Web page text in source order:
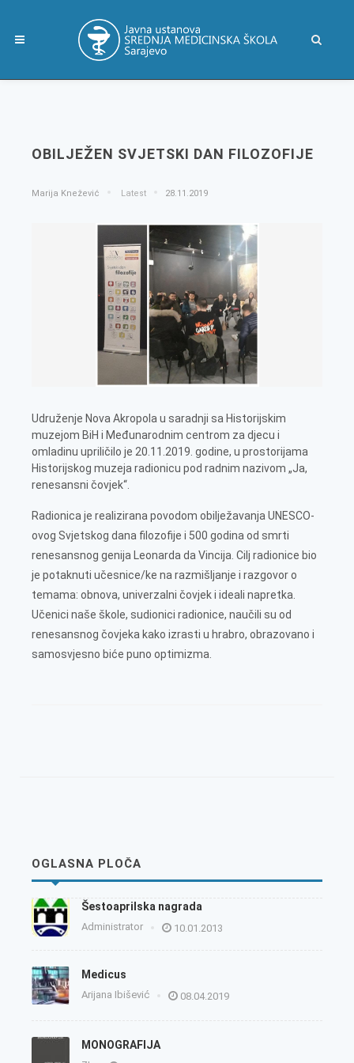
OBILJEŽEN SVJETSKI DAN FILOZOFIJE
Marija Knežević Latest 28.11.2019
Udruženje Nova Akropola u saradnji sa Historijskim
muzejom BiH i Međunarodnim centrom za djecu i
omladinu upriličilo je 20.11.2019. godine, u prostorijama
Historijskog muzeja radionicu pod radnim nazivom „Ja,
renesansni čovjek“.
Radionica je realizirana povodom obilježavanja UNESCO-
ovog Svjetskog dana filozofije i 500 godina od smrti
renesansnog genija Leonarda da Vincija. Cilj radionice bio
je potaknuti učesnice/ke na razmišljanje i razgovor o
temama: obnova, univerzalni čovjek i ideali napretka.
Učenici naše škole, sudionici radionice, naučili su od
renesansnog čovjeka kako izrasti u hrabro, obrazovano i
samosvjesno biće puno optimizma.
OGLASNA PLOČA
Šestoaprilska nagrada
Administrator 10.01.2013
Medicus
Arijana Ibišević 08.04.2019
MONOGRAFIJA